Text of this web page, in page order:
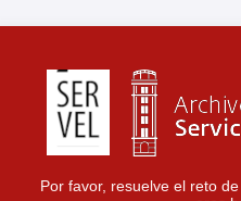
Por favor, resuelve el reto